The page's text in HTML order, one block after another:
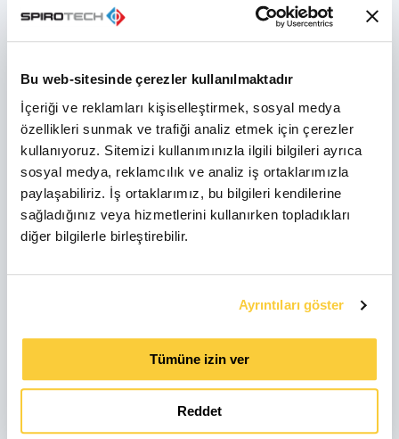
Bu web-sitesinde çerezler kullanılmaktadır
İçeriği ve reklamları kişiselleştirmek, sosyal medya
özellikleri sunmak ve trafiği analiz etmek için çerezler
kullanıyoruz. Sitemizi kullanımınızla ilgili bilgileri ayrıca
sosyal medya, reklamcılık ve analiz iş ortaklarımızla
paylaşabiliriz. İş ortaklarımız, bu bilgileri kendilerine
sağladığınız veya hizmetlerini kullanırken topladıkları
diğer bilgilerle birleştirebilir.
Ayrıntıları göster
Tümüne izin ver
Reddet
België
Belgique
France
Italia